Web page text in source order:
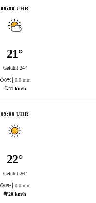
08:00 UHR
21°
Gefühlt 24°
0%
0.0 mm
11 km/h
09:00 UHR
22°
Gefühlt 26°
0%
0.0 mm
20 km/h